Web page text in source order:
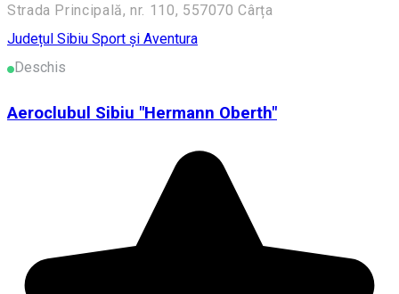
Strada Principală, nr. 110, 557070 Cârța
Județul Sibiu Sport și Aventura
Deschis
Aeroclubul Sibiu "Hermann Oberth"